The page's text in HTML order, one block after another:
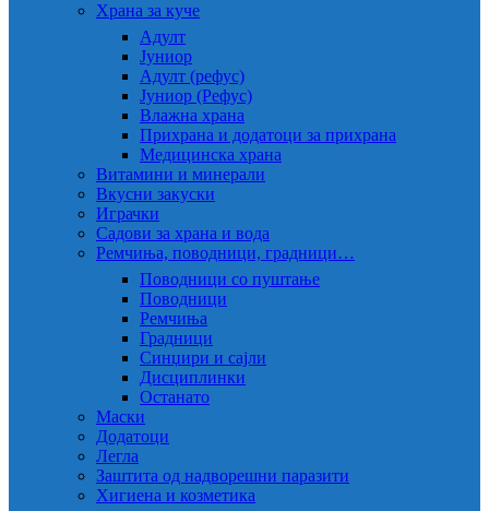
Храна за куче
Адулт
Јуниор
Адулт (рефус)
Јуниор (Рефус)
Влажна храна
Прихрана и додатоци за прихрана
Медицинска храна
Витамини и минерали
Вкусни закуски
Играчки
Садови за храна и вода
Ремчиња, поводници, градници…
Поводници со пуштање
Поводници
Ремчиња
Градници
Синџири и сајли
Дисциплинки
Останато
Маски
Додатоци
Легла
Заштита од надворешни паразити
Хигиена и козметика